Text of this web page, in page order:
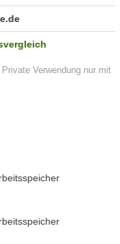
Verwendung nur mit